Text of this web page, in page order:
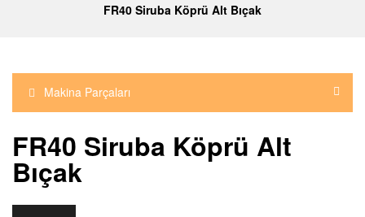
FR40 Siruba Köprü Alt Bıçak
Makina Parçaları
FR40 Siruba Köprü Alt
Bıçak